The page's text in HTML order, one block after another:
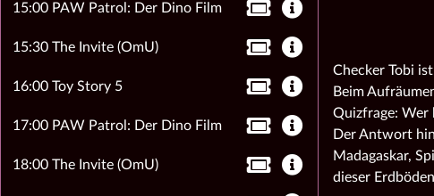
Checker Tobi
Beim
Quizfrage: Wer
Der Antwort
Madagaskar,
dieser
15:00 PAW Patrol: Der Dino Film
15:30 The Invite (OmU)
16:00 Toy Story 5
17:00 PAW Patrol: Der Dino Film
18:00 The Invite (OmU)